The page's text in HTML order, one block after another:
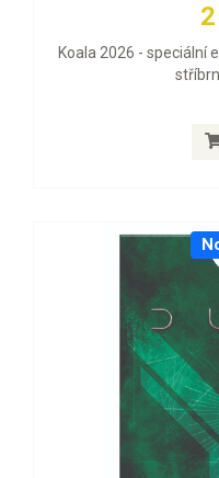
Koala 2026 - speciální